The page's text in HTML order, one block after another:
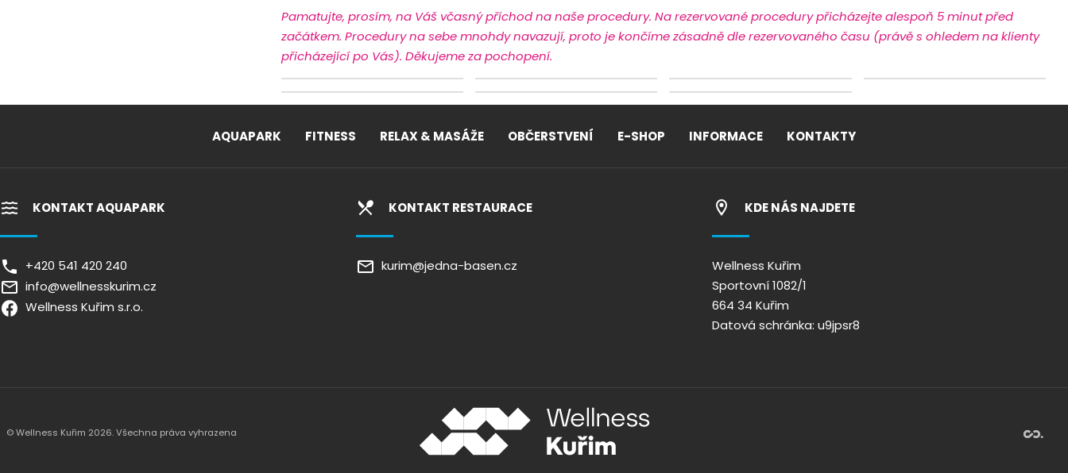
Pamatujte, prosím, na Váš včasný příchod na naše procedury. Na rezervované procedury přicházejte alespoň 5 minut před
začátkem. Procedury na sebe mnohdy navazují, proto je končíme zásadně dle rezervovaného času (právě s ohledem na klienty
přicházející po Vás). Děkujeme za pochopení.
AQUAPARK FITNESS RELAX & MASÁŽE OBČERSTVENÍ E-SHOP INFORMACE KONTAKTY
KONTAKT AQUAPARK
+420 541 420 240
info@wellnesskurim.cz
Wellness Kuřim s.r.o.
KONTAKT RESTAURACE
kurim@jedna-basen.cz
KDE NÁS NAJDETE
Wellness Kuřim
Sportovní 1082/1
664 34 Kuřim
Datová schránka: u9jpsr8
© Wellness Kuřim 2026. Všechna práva vyhrazena